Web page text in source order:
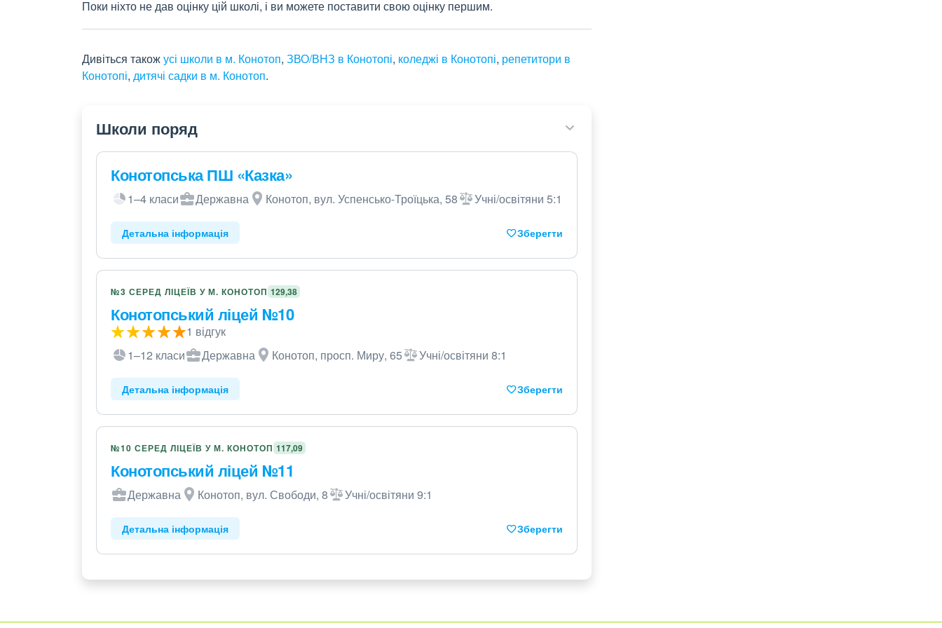
Поки ніхто не дав оцінку цій школі, і ви можете поставити свою оцінку першим.
Дивіться такожусі школи в м. Конотоп, ЗВО/ВНЗ в Конотопі, коледжі в Конотопі, репетитори в
Конотопі, дитячі садки в м. Конотоп.
Школи поряд
Конотопська ПШ «Казка»
1–4 класи Державна Конотоп, вул. Успенсько-Троїцька, 58 Учні/освітяни 5:1
Детальна інформація Зберегти
№3 СЕРЕД ЛІЦЕЇВ У М. КОНОТОП 129,38
Конотопський ліцей №10
1 відгук
1–12 класи
Державна Конотоп, просп. Миру, 65 Учні/освітяни 8:1
Детальна інформація Зберегти
№10 СЕРЕД ЛІЦЕЇВ У М. КОНОТОП 117,09
Конотопський ліцей №11
Державна Конотоп, вул. Свободи, 8 Учні/освітяни 9:1
Детальна інформація Зберегти